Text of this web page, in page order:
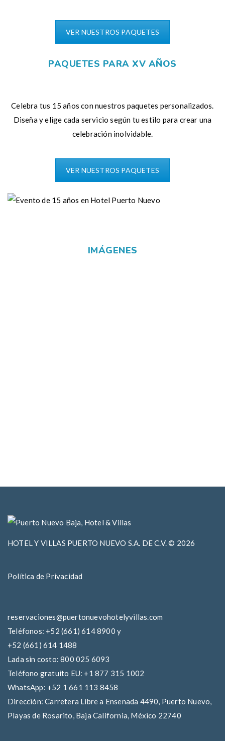
VER NUESTROS PAQUETES
PAQUETES PARA XV AÑOS
Celebra tus 15 años con nuestros paquetes personalizados.
Diseña y elige cada servicio según tu estilo para crear una
celebración inolvidable.
VER NUESTROS PAQUETES
IMÁGENES
HOTEL Y VILLAS PUERTO NUEVO S.A. DE C.V. © 2026
Política de Privacidad
reservaciones@puertonuevohotelyvillas.com
Teléfonos: +52 (661) 614 8900 y
+52 (661) 614 1488
Lada sin costo:800 025 6093
Teléfono gratuito EU: +1 877 315 1002
WhatsApp: +52 1 661 113 8458
Dirección:Carretera Libre a Ensenada 4490, Puerto Nuevo,
Playas de Rosarito, Baja California, México 22740